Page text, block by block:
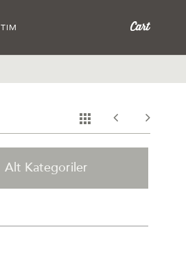
Alt Kategoriler